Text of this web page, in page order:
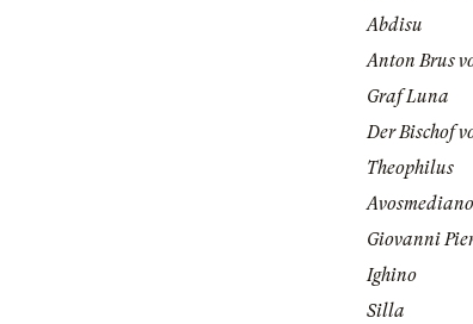
Abdisu
Anton Brus
Graf Luna
Der Bischof
Theophilus
Avosmediano
Giovanni
Ighino
Silla